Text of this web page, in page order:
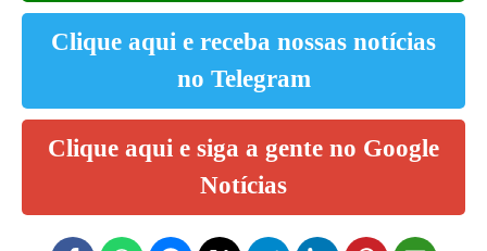
Clique aqui e receba nossas notícias
no Telegram
Clique aqui e siga a gente no Google
Notícias